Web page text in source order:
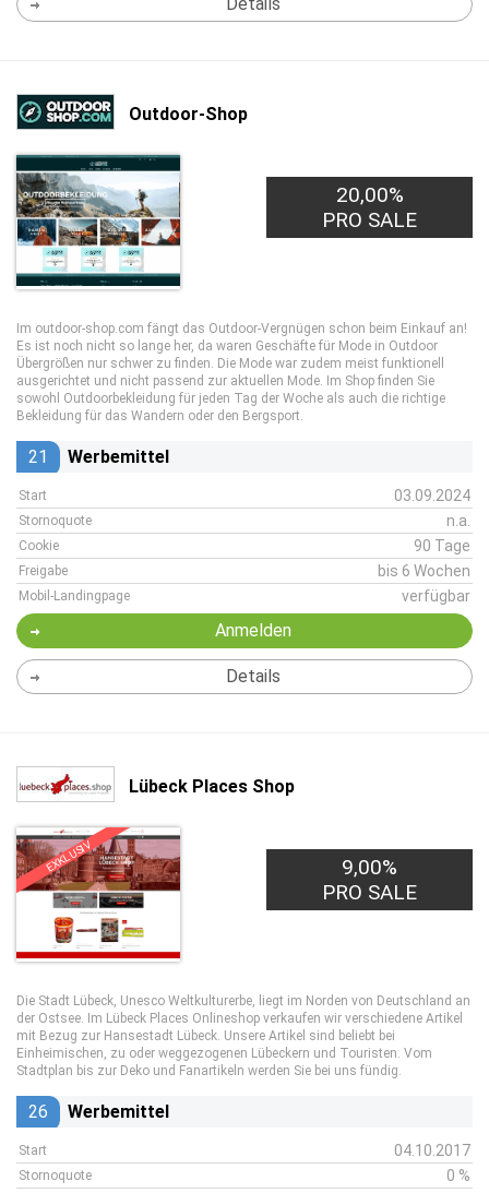
Outdoor-Shop
20,00%
PRO SALE
Im outdoor-shop.com fängt das Outdoor-Vergnügen schon beim Einkauf an!
Es ist noch nicht so lange her, da waren Geschäfte für Mode in Outdoor
Übergrößen nur schwer zu finden. Die Mode war zudem meist funktionell
ausgerichtet und nicht passend zur aktuellen Mode. Im Shop finden Sie
sowohl Outdoorbekleidung für jeden Tag der Woche als auch die richtige
Bekleidung für das Wandern oder den Bergsport.
21 Werbemittel
Start 03.09.2024
Stornoquote n.a.
Cookie 90 Tage
Freigabe bis 6 Wochen
Mobil-Landingpage verfügbar
Anmelden
Details
Lübeck Places Shop
EXKLUSIV
9,00%
PRO SALE
Die Stadt Lübeck, Unesco Weltkulturerbe, liegt im Norden von Deutschland an
der Ostsee. Im Lübeck Places Onlineshop verkaufen wir verschiedene Artikel
mit Bezug zur Hansestadt Lübeck. Unsere Artikel sind beliebt bei
Einheimischen, zu oder weggezogenen Lübeckern und Touristen. Vom
Stadtplan bis zur Deko und Fanartikeln werden Sie bei uns fündig.
26 Werbemittel
Start 04.10.2017
Stornoquote 0 %